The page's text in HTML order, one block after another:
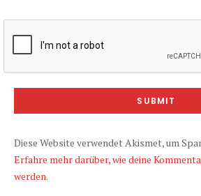
SUBMIT
Diese Website verwendet Akismet, um
Erfahre mehr darüber, wie deine
werden.